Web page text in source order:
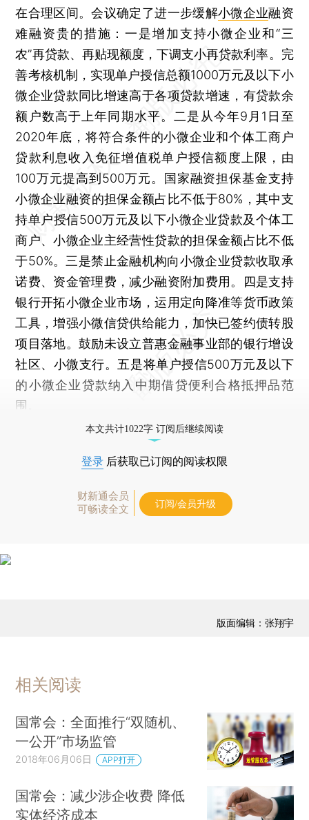
在合理区间。会议确定了进一步缓解小微企业融资
难融资贵的措施：一是增加支持小微企业和“三
农”再贷款、再贴现额度，下调支小再贷款利率。完
善考核机制，实现单户授信总额1000万元及以下小
微企业贷款同比增速高于各项贷款增速，有贷款余
额户数高于上年同期水平。二是从今年9月1日至
2020年底，将符合条件的小微企业和个体工商户
贷款利息收入免征增值税单户授信额度上限，由
100万元提高到500万元。国家融资担保基金支持
小微企业融资的担保金额占比不低于80%，其中支
持单户授信500万元及以下小微企业贷款及个体工
商户、小微企业主经营性贷款的担保金额占比不低
于50%。三是禁止金融机构向小微企业贷款收取承
诺费、资金管理费，减少融资附加费用。四是支持
银行开拓小微企业市场，运用定向降准等货币政策
工具，增强小微信贷供给能力，加快已签约债转股
项目落地。鼓励未设立普惠金融事业部的银行增设
社区、小微支行。五是将单户授信500万元及以下
的小微企业贷款纳入中期借贷便利合格抵押品范
围。
本文共计1022字 订阅后继续阅读
登录 后获取已订阅的阅读权限
财新通会员
可畅读全文
订阅/会员升级
版面编辑：张翔宇
相关阅读
国常会：全面推行“双随机、
一公开”市场监管
2018年06月06日 APP打开
国常会：减少涉企收费 降低
实体经济成本